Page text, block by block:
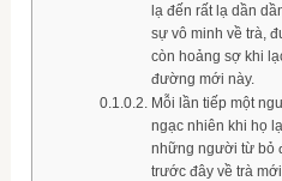
lạ đến rất lạ dần
sự vô minh về trà,
còn hoảng sợ khi
đường mới này.
Mỗi lần tiếp một
ngạc nhiên khi họ
những người từ bỏ
trước đây về trà